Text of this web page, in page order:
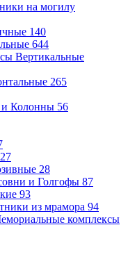
на могилу
140
644
Вертикальные
265
Колонны 56
27
28
и Голгофы 87
93
из мрамора 94
комплексы